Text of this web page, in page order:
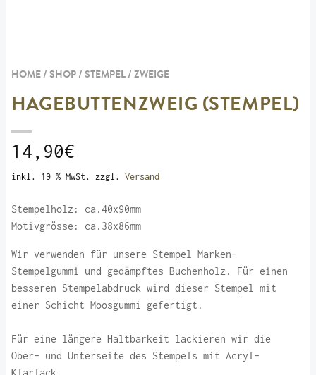
HOME / SHOP /STEMPEL / ZWEIGE
HAGEBUTTENZWEIG (STEMPEL)
14,90€
inkl. 19 % MwSt. zzgl.Versand
Stempelholz: ca.40x90mm
Motivgrösse: ca.38x86mm
Wir verwenden für unsere Stempel Marken-
Stempelgummi und gedämpftes Buchenholz. Für einen
besseren Stempelabdruck wird dieser Stempel mit
einer Schicht Moosgummi gefertigt.
Für eine längere Haltbarkeit lackieren wir die
Ober- und Unterseite des Stempels mit Acryl-